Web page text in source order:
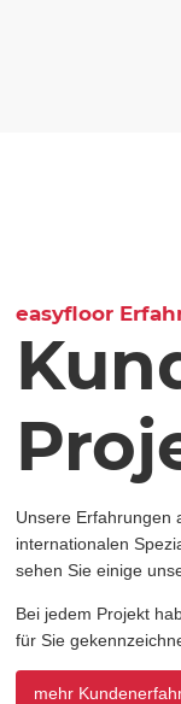
easyfloor
Unsere Erfahrungen
internationalen
sehen Sie einige
Bei jedem Projekt
für Sie
mehr